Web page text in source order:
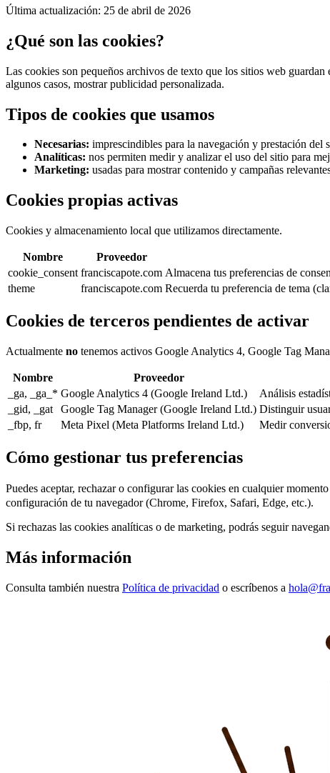
Última actualización: 25 de abril de 2026
¿Qué son las cookies?
Las cookies son pequeños archivos de texto que los sitios web
algunos casos, mostrar publicidad personalizada.
Tipos de cookies que usamos
Necesarias: imprescindibles para la navegación y prestación del
Analíticas: nos permiten medir y analizar el uso del sitio para
Marketing: usadas para mostrar contenido y campañas
Cookies propias activas
Cookies y almacenamiento local que utilizamos directamente.
Nombre Proveedor
cookie_consent franciscapote.com Almacena tus preferencias de
theme
franciscapote.com Recuerda tu preferencia de tema
Cookies de terceros pendientes de activar
Actualmente no tenemos activos Google Analytics 4, Google Tag
Nombre Proveedor
_ga, _ga_* Google Analytics 4 (Google Ireland Ltd.) Análisis
_gid, _gat
Google Tag Manager (Google Ireland Ltd.) Distinguir
_fbp, fr
Meta Pixel (Meta Platforms Ireland Ltd.) Medir
Cómo gestionar tus preferencias
Puedes aceptar, rechazar o configurar las cookies en cualquier
configuración de tu navegador (Chrome, Firefox, Safari, Edge, etc.).
Si rechazas las cookies analíticas o de marketing, podrás seguir
Más información
Consulta también nuestra Política de privacidad o escríbenos a